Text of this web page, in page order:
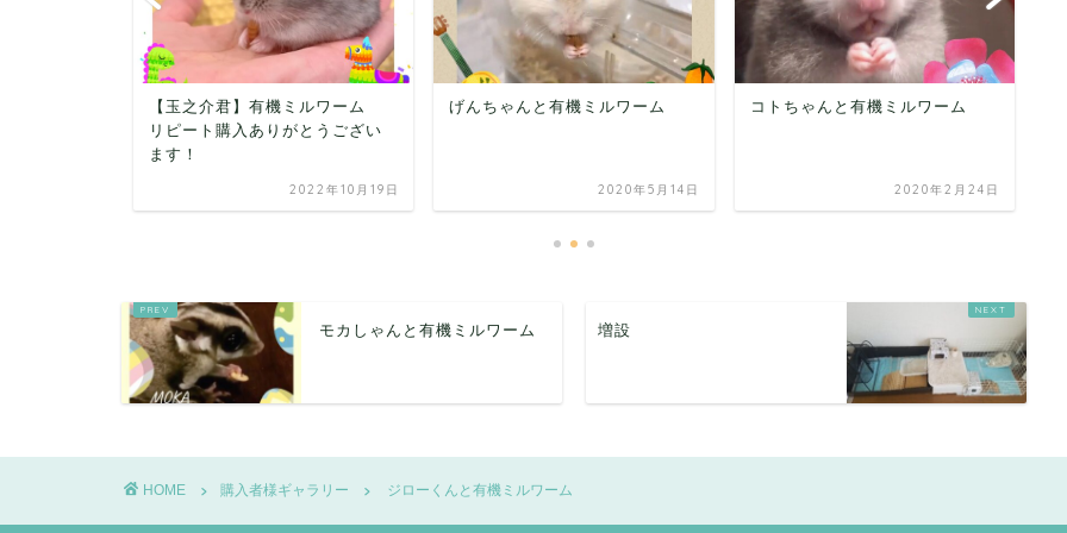
君】有機ミルワーム
購入ありがとうござい
げんちゃんと有機ミルワーム コトちゃんと有機ミルワーム
2020年2月24日
【玉之介君】有機ミルワー
2022年10月
モカしゃんと有機ミルワーム 増設
HOME 購入者様ギャラリー ジローくんと有機ミルワーム